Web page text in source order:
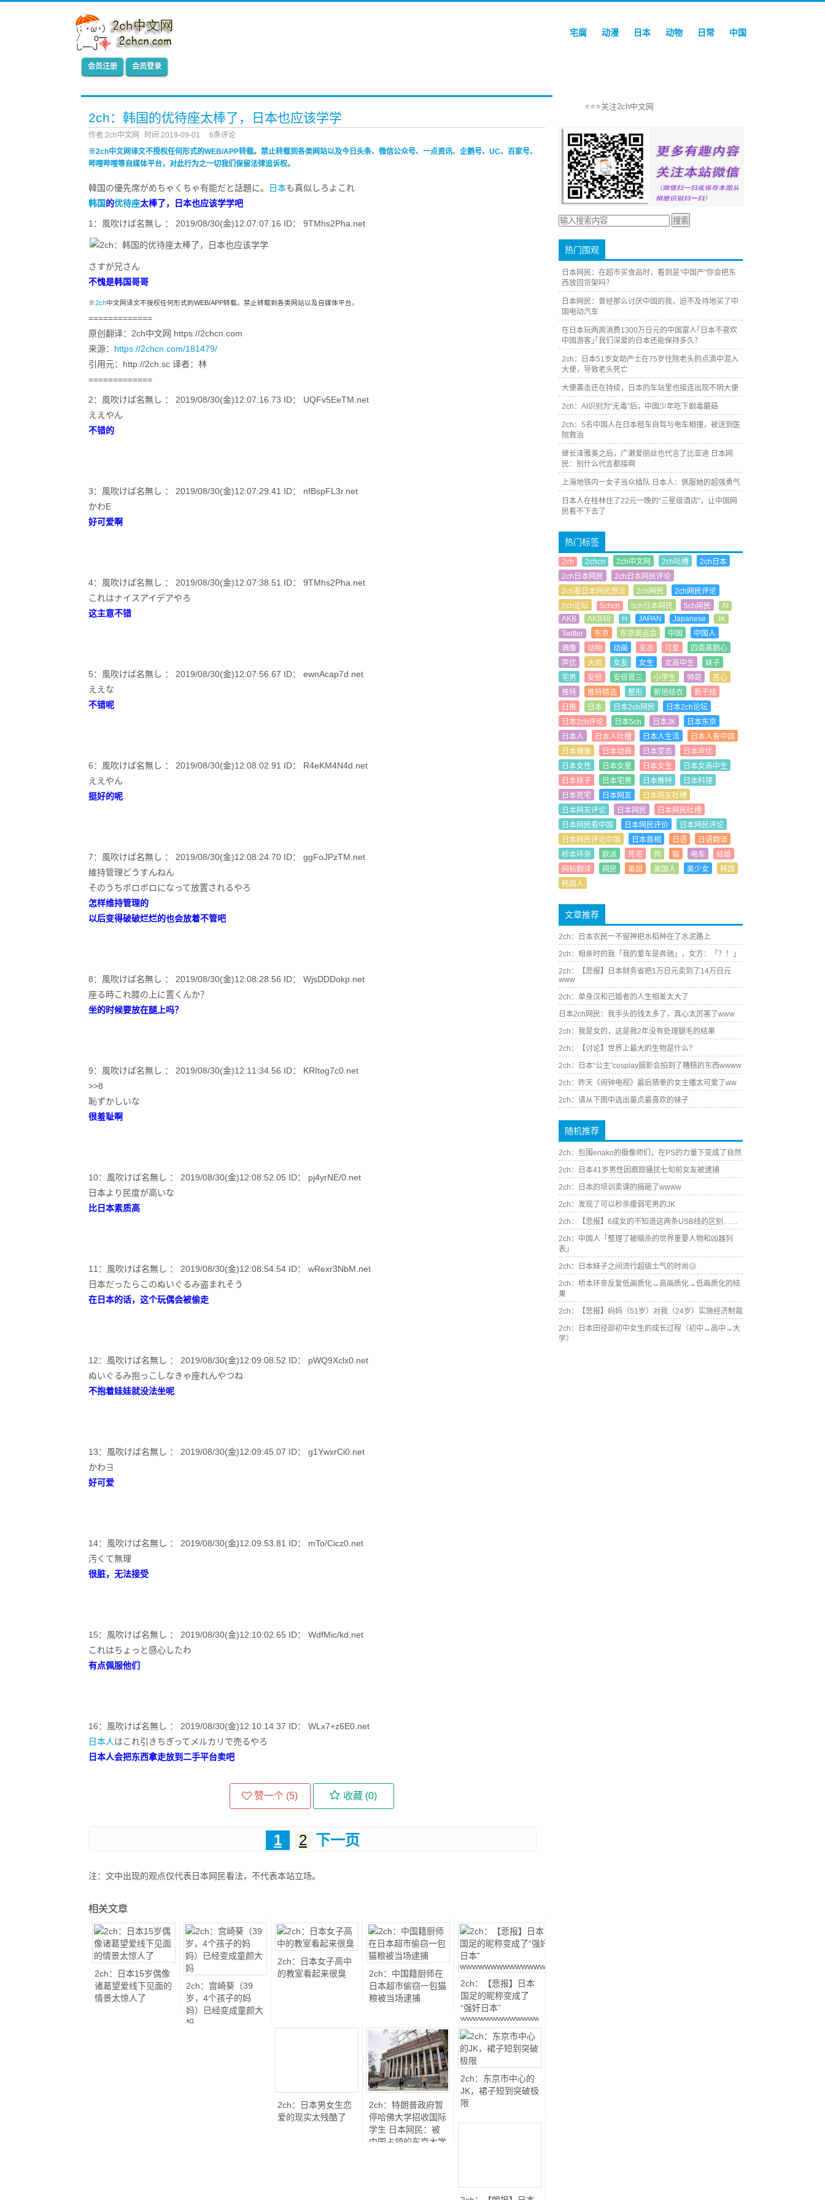
宅腐 动漫 日本 动物 日常 中国
会员注册 会员登录
2ch：韩国的优待座太棒了，日本也应该学学
作者:2ch中文网 时间:2019-09-01
6条评论
※2ch中文网译文不授权任何形式的WEB/APP转载。禁止转载到各类网站以及今日头条、微信公众号、一点资讯、企鹅号、UC、百家号、
哔哩哔哩等自媒体平台，对此行为之一切我们保留法律追诉权。
韓国の優先席がめちゃくちゃ有能だと話題に。 日本も真似しろよこれ
韩国的优待座太棒了，日本也应该学学吧
1：風吹けば名無し ： 2019/08/30(金)12:07:07.16 ID： 9TMhs2Pha.net
さすが兄さん
不愧是韩国哥哥
※2ch中文网译文不授权任何形式的WEB/APP转载。禁止转载到各类网站以及自媒体平台。
=============
原创翻译：2ch中文网 https://2chcn.com
来源： https://2chcn.com/181479/
引用元：http://2ch.sc 译者：林
=============
2：風吹けば名無し ： 2019/08/30(金)12:07:16.73 ID： UQFv5EeTM.net
ええやん
不错的
3：風吹けば名無し ： 2019/08/30(金)12:07:29.41 ID： nfBspFL3r.net
かわE
好可爱啊
4：風吹けば名無し ： 2019/08/30(金)12:07:38.51 ID： 9TMhs2Pha.net
これはナイスアイデアやろ
这主意不错
5：風吹けば名無し ： 2019/08/30(金)12:07:56.67 ID： ewnAcap7d.net
ええな
不错呢
6：風吹けば名無し ： 2019/08/30(金)12:08:02.91 ID： R4eKM4N4d.net
ええやん
挺好的呢
7：風吹けば名無し ： 2019/08/30(金)12:08:24.70 ID： ggFoJPzTM.net
維持管理どうすんねん
そのうちボロボロになって放置されるやろ
怎样维持管理的
以后变得破破烂烂的也会放着不管吧
8：風吹けば名無し ： 2019/08/30(金)12:08:28.56 ID： WjsDDDokp.net
座る時これ膝の上に置くんか？
坐的时候要放在腿上吗？
9：風吹けば名無し ： 2019/08/30(金)12:11:34.56 ID： KRItog7c0.net
>>8
恥ずかしいな
很羞耻啊
10：風吹けば名無し ： 2019/08/30(金)12:08:52.05 ID： pj4yrNE/0.net
日本より民度が高いな
比日本素质高
11：風吹けば名無し ： 2019/08/30(金)12:08:54.54 ID： wRexr3NbM.net
日本だったらこのぬいぐるみ盗まれそう
在日本的话，这个玩偶会被偷走
12：風吹けば名無し ： 2019/08/30(金)12:09:08.52 ID： pWQ9Xclx0.net
ぬいぐるみ抱っこしなきゃ座れんやつね
不抱着娃娃就没法坐呢
13：風吹けば名無し ： 2019/08/30(金)12:09:45.07 ID： g1YwxrCi0.net
かわ∃
好可爱
14：風吹けば名無し ： 2019/08/30(金)12:09:53.81 ID： mTo/Cicz0.net
汚くて無理
很脏，无法接受
15：風吹けば名無し ： 2019/08/30(金)12:10:02.65 ID： WdfMic/kd.net
これはちょっと感心したわ
有点佩服他们
16：風吹けば名無し ： 2019/08/30(金)12:10:14.37 ID： WLx7+z6E0.net
日本人はこれ引きちぎってメルカリで売るやろ
日本人会把东西拿走放到二手平台卖吧
赞一个 (5) 收藏 (0)
1 2 下一页
注：文中出现的观点仅代表日本网民看法，不代表本站立场。
相关文章
2ch：日本15岁偶像
诸葛望爱线下见面的
情景太惊人了
2ch：宫崎葵（39
岁，4个孩子的妈
妈）已经变成童颜大
妈
2ch：日本女子高中
的教室看起来很臭
2ch：中国籍厨师在
日本超市偷窃一包猫
粮被当场逮捕
2ch：【悲报】日本
国足的昵称变成了
“强奸日本”
wwwwwwwwwwwwwww
2ch：日本男女生恋
爱的现实太残酷了
2ch：特朗普政府暂
停哈佛大学招收国际
学生 日本网民：被
中国占领的东京大学
2ch：东京市中心的
JK，裙子短到突破极
限
⭐⭐⭐关注2ch中文网
热门围观
日本网民：在超市买食品时，看到是“中国产”你会把东
西放回货架吗？
日本网民：曾经那么讨厌中国的我，迫不及待地买了中
国电动汽车
在日本玩两周消费1300万日元的中国富人｢日本不喜欢
中国游客｣｢我们深爱的日本还能保持多久？
2ch：日本51岁女助产士在75岁住院老头的点滴中混入
大便，导致老头死亡
大便袭击还在持续，日本的车站里也接连出现不明大便
2ch：AI识别为“无毒”后，中国少年吃下剧毒蘑菇
2ch：5名中国人在日本租车自驾与电车相撞，被送到医
院救治
继长泽雅美之后，广濑爱丽丝也代言了比亚迪 日本网
民：别什么代言都接啊
上海地铁内一女子当众插队 日本人：佩服她的超强勇气
日本人在桂林住了22元一晚的“三星级酒店”，让中国网
民看不下去了
热门标签
2ch 2chcn 2ch中文网 2ch吐槽
2ch日本
2ch日本网民
2ch日本网民评论
2ch看日本网民想法
2ch网民
2ch网民评论
2ch论坛
5chcn 5ch日本网民 5ch网民
AI
AKB
AKB48 H JAPAN Japanese
JK
Twitter
东京 东京奥运会 中国
中国人
偶像
动物 动画 变态 可爱
四斋蒸鹅心
声优
大叔 女友 女生 女高中生
妹子
宅男
安倍 安倍晋三 小学生 帅哥
恶心
推特
推特精选 整形 新垣结衣
新干线
日推
日本 日本2ch网民
日本2ch论坛
日本2ch评论
日本5ch 日本JK
日本东京
日本人
日本人吐槽 日本人生活
日本人看中国
日本偶像
日本动画 日本变态
日本声优
日本女性
日本女星 日本女生
日本女高中生
日本妹子
日本宅男 日本推特
日本料理
日本死宅
日本网友
日本网友吐槽
日本网友评论
日本网民
日本网民吐槽
日本网民看中国
日本网民评价
日本网民评论
日本网民评论中国
日本首相 日语
日语翻译
桥本环奈
欧派 死宅 狗 猫 电车
结婚
网帖翻译
网民 美国 美国人 美少女
韩国
韩国人
文章推荐
2ch：日本农民一不留神把水稻种在了水泥路上
2ch：相亲时的我「我的爱车是奔驰」，女方：「？！」
2ch：【悲报】日本财务省把1万日元卖到了14万日元
www
2ch：单身汉和已婚者的人生相差太大了
日本2ch网民：我手头的钱太多了，真心太厉害了www
2ch：我是女的，这是我2年没有处理腿毛的结果
2ch：【讨论】世界上最大的生物是什么？
2ch：日本“公主”cosplay摄影会拍到了糟糕的东西wwww
2ch：昨天《闹钟电视》最后猜拳的女主播太可爱了ww
2ch：请从下图中选出童贞最喜欢的妹子
随机推荐
2ch：包围enako的摄像师们，在PS的力量下变成了自然
2ch：日本41岁男性因跟踪骚扰七旬前女友被逮捕
2ch：日本的培训卖课的搞砸了wwww
2ch：发现了可以秒杀瘦弱宅男的JK
2ch：【悲报】6成女的不知道这两条USB线的区别……
2ch：中国人「整理了被暗杀的世界重要人物和凶器列
表」
2ch：日本妹子之间流行超级土气的时尚😖
2ch：桥本环奈反复低画质化→高画质化→低画质化的结
果
2ch：【悲报】妈妈（51岁）对我（24岁）实施经济制裁
2ch：日本田径部初中女生的成长过程（初中→高中→大
学）